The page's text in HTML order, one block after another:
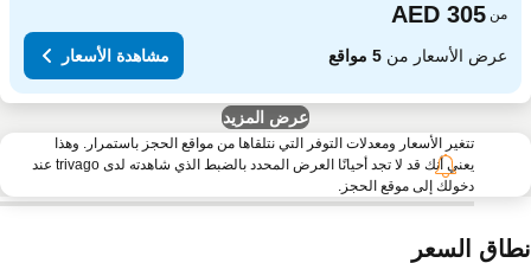
من
عرض الأسعار من5 مواقع مشاهدة الأسعار
عرض المزيد
تتغير الأسعار ومعدلات التوفر التي نتلقاها من مواقع الحجز باستمرار. وهذا
يعني أنك قد لا تجد أحيانًا العرض المحدد بالضبط الذي شاهدته لدى trivago عند
دخولك إلى موقع الحجز.
السعر